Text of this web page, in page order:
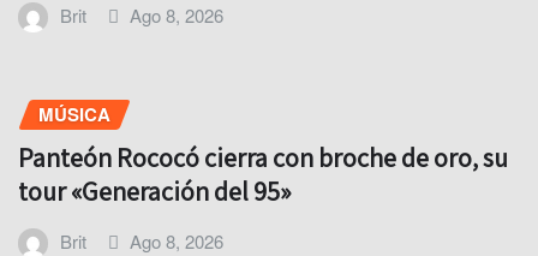
Brit Ago 8, 2026
MÚSICA
Panteón Rococó cierra con broche de oro, su
tour «Generación del 95»
Brit Ago 8, 2026